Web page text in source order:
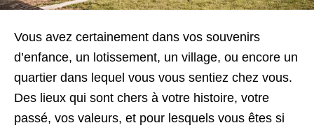
Vous avez certainement dans vos souvenirs
d’enfance, un lotissement, un village, ou encore un
quartier dans lequel vous vous sentiez chez vous.
Des lieux qui sont chers à votre histoire, votre
passé, vos valeurs, et pour lesquels vous êtes si